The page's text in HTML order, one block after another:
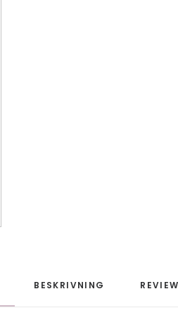
BESKRIVNING